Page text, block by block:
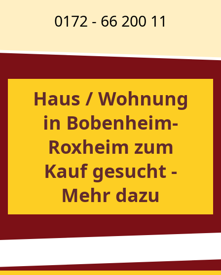
0172 - 66 200 11
Haus / Wohnung
in Bobenheim-
Roxheim zum
Kauf gesucht -
Mehr dazu